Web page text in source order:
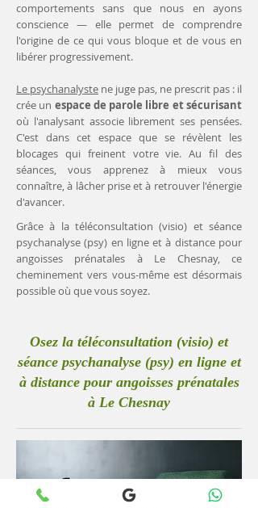
comportements sans que nous en ayons
conscience — elle permet de comprendre
l'origine de ce qui vous bloque et de vous en
libérer progressivement.
Le psychanalyste ne juge pas, ne prescrit pas : il
crée un espace de parole libre et sécurisant
où l'analysant associe librement ses pensées.
C'est dans cet espace que se révèlent les
blocages qui freinent votre vie. Au fil des
séances, vous apprenez à mieux vous
connaître, à lâcher prise et à retrouver l'énergie
d'avancer.
Grâce à la téléconsultation (visio) et séance
psychanalyse (psy) en ligne et à distance pour
angoisses prénatales à Le Chesnay, ce
cheminement vers vous-même est désormais
possible où que vous soyez.
Osez la téléconsultation (visio) et
séance psychanalyse (psy) en ligne et
à distance pour angoisses prénatales
à Le Chesnay